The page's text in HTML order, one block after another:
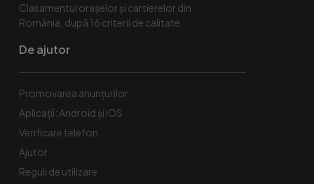
Clasamentul orașelor și cartierelor din
România, după 16 criterii de calitate
De ajutor
Promovarea anunțurilor
Aplicații: Android și iOS
Verificare telefon
Ajutor
Reguli de utilizare